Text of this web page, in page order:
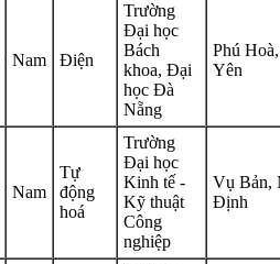
Nam Điện
Trường
Đại học
Bách
khoa, Đại
học Đà
Nẵng
Phú
Yên
Nam
Tự
động
hoá
Trường
Đại học
Kinh tế -
Kỹ thuật
Công
nghiệp
Vụ Bản,
Định